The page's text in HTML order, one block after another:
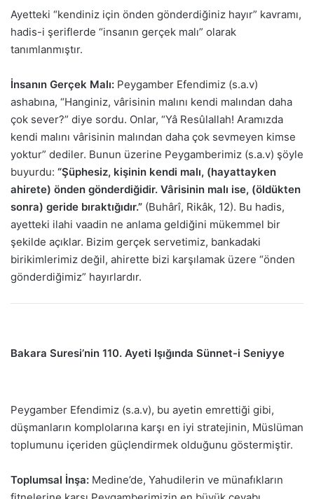
Ayetteki “kendiniz için önden gönderdiğiniz hayır” kavramı,
hadis-i şeriflerde “insanın gerçek malı” olarak
tanımlanmıştır.
İnsanın Gerçek Malı: Peygamber Efendimiz (s.a.v)
ashabına, “Hanginiz, vârisinin malını kendi malından daha
çok sever?” diye sordu. Onlar, “Yâ Resûlallah! Aramızda
kendi malını vârisinin malından daha çok sevmeyen kimse
yoktur” dediler. Bunun üzerine Peygamberimiz (s.a.v) şöyle
buyurdu: “Şüphesiz, kişinin kendi malı, (hayattayken
ahirete) önden gönderdiğidir. Vârisinin malı ise, (öldükten
sonra) geride bıraktığıdır.” (Buhârî, Rikâk, 12). Bu hadis,
ayetteki ilahi vaadin ne anlama geldiğini mükemmel bir
şekilde açıklar. Bizim gerçek servetimiz, bankadaki
birikimlerimiz değil, ahirette bizi karşılamak üzere “önden
gönderdiğimiz” hayırlardır.
Bakara Suresi’nin 110. Ayeti Işığında Sünnet-i Seniyye
Peygamber Efendimiz (s.a.v), bu ayetin emrettiği gibi,
düşmanların komplolarına karşı en iyi stratejinin, Müslüman
toplumunu içeriden güçlendirmek olduğunu göstermiştir.
Toplumsal İnşa: Medine’de, Yahudilerin ve münafıkların